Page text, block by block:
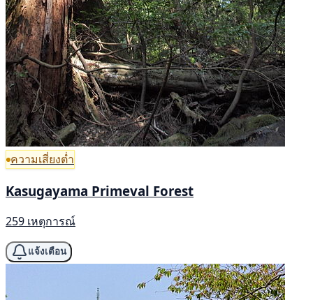
ความเสี่ยงต่ำ
Kasugayama Primeval Forest
259 เหตุการณ์
แจ้งเตือน